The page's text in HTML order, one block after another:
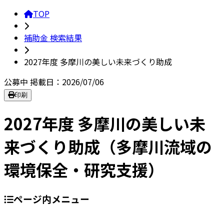
TOP
補助金 検索結果
2027年度 多摩川の美しい未来づくり助成
公募中 掲載日：2026/07/06
印刷
2027年度 多摩川の美しい未
来づくり助成（多摩川流域の
環境保全・研究支援）
ページ内メニュー